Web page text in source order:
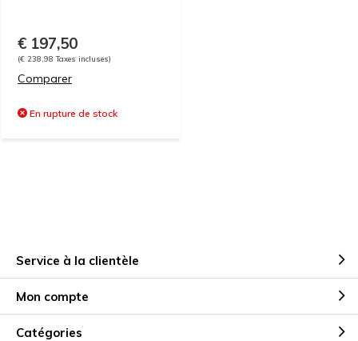
€ 197,50
(€ 238,98 Taxes incluses)
Comparer
En rupture de stock
Service à la clientèle
Mon compte
Catégories